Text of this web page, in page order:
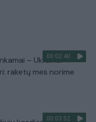
00:02:40
– Ukrainai
raketų mes norime
00:03:52